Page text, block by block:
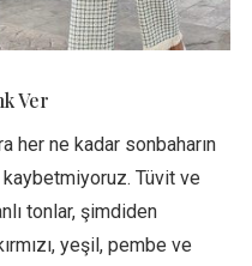
Ver
her ne kadar sonbaharın
Tüvit ve
tonlar, şimdiden
yeşil, pembe ve